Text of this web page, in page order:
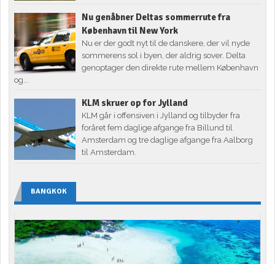
Nu genåbner Deltas sommerrute fra
København til New York
Nu er der godt nyt til de danskere, der vil nyde
sommerens sol i byen, der aldrig sover. Delta
genoptager den direkte rute mellem København
og...
KLM skruer op for Jylland
KLM går i offensiven i Jylland og tilbyder fra
foråret fem daglige afgange fra Billund til
Amsterdam og tre daglige afgange fra Aalborg
til Amsterdam.
BANGKOK